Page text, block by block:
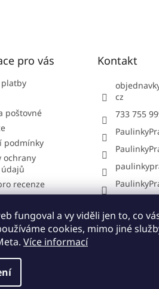
fungoval a vy viděli jen to, co
cookies, mimo jiné
Více informací
pro vás
poštovné
podmínky
ochrany
recenze
od smlouvy
u nás?
Kontakt
cz
733 755